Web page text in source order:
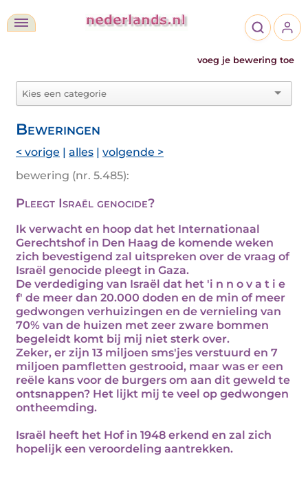
voeg je bewering toe
Beweringen
< vorige | alles | volgende >
bewering (nr. 5.485):
Pleegt Israël genocide?
Ik verwacht en hoop dat het Internationaal
Gerechtshof in Den Haag de komende weken
zich bevestigend zal uitspreken over de vraag of
Israël genocide pleegt in Gaza.
De verdediging van Israël dat het 'i n n o v a t i e
f' de meer dan 20.000 doden en de min of meer
gedwongen verhuizingen en de vernieling van
70% van de huizen met zeer zware bommen
begeleidt komt bij mij niet sterk over.
Zeker, er zijn 13 miljoen sms'jes verstuurd en 7
miljoen pamfletten gestrooid, maar was er een
reële kans voor de burgers om aan dit geweld te
ontsnappen? Het lijkt mij te veel op gedwongen
ontheemding.
Israël heeft het Hof in 1948 erkend en zal zich
hopelijk een veroordeling aantrekken.